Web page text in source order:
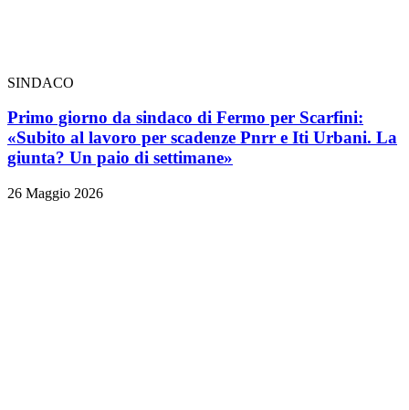
SINDACO
Primo giorno da sindaco di Fermo per Scarfini:
«Subito al lavoro per scadenze Pnrr e Iti Urbani. La
giunta? Un paio di settimane»
26 Maggio 2026